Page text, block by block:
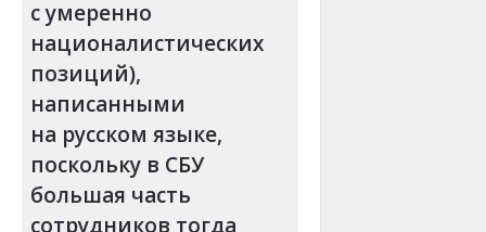
с умеренно
националистических
позиций),
написанными
на русском языке,
поскольку в СБУ
большая часть
сотрудников тогда